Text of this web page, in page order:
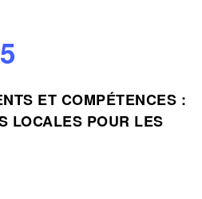
ET COMPÉTENCES :
LOCALES POUR LES